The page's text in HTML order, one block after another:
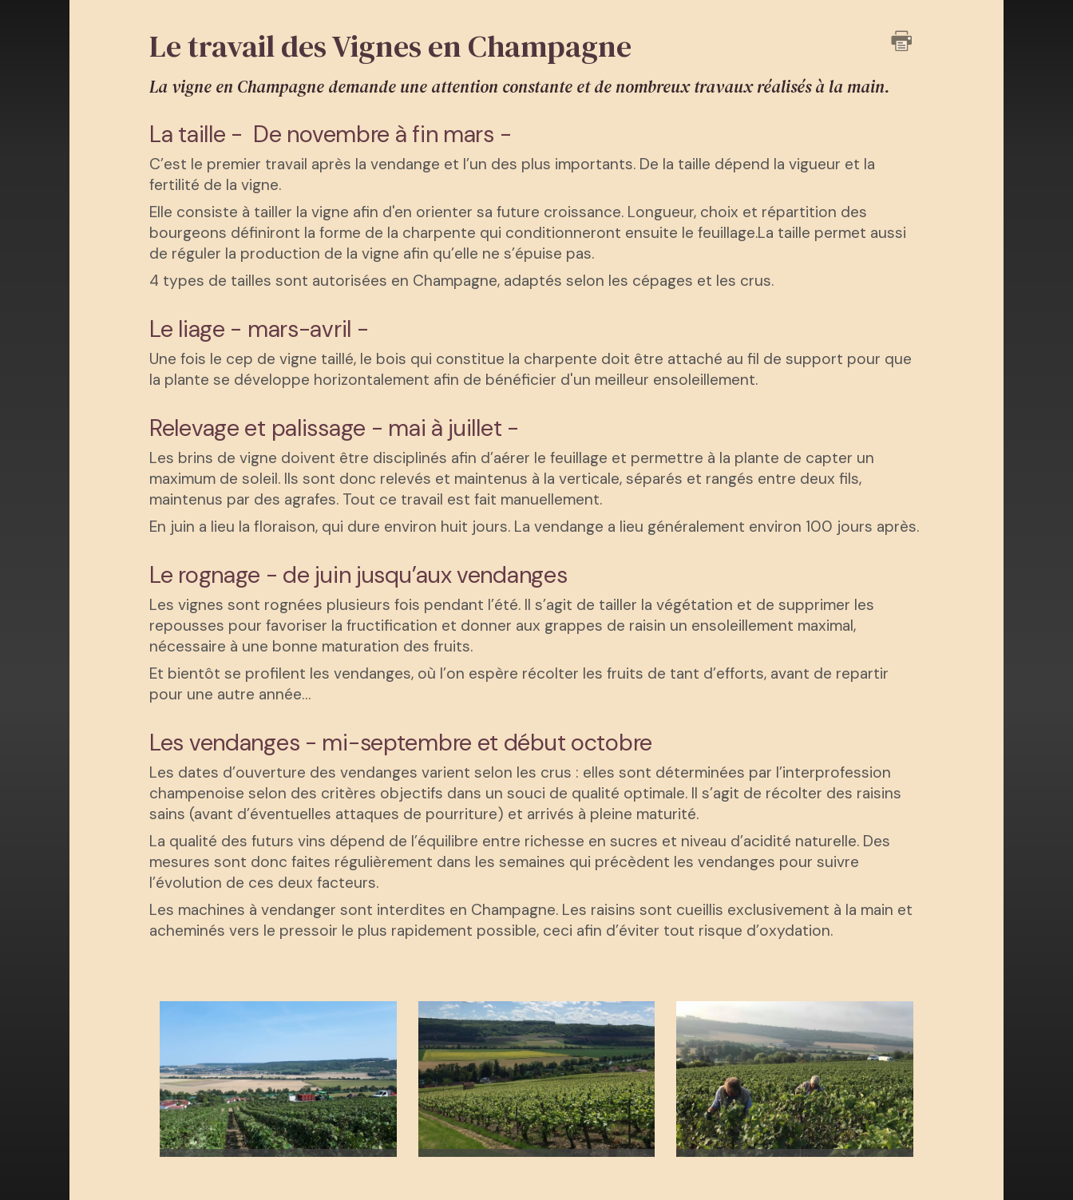
Le travail des Vignes en Champagne
La vigne en Champagne demande une attention constante et de nombreux travaux réalisés à la main.
La taille - De novembre à fin mars -
C’est le premier travail après la vendange et l’un des plus importants. De la taille dépend la vigueur et la
fertilité de la vigne.
Elle consiste à tailler la vigne afin d'en orienter sa future croissance. Longueur, choix et répartition des
bourgeons définiront la forme de la charpente qui conditionneront ensuite le feuillage.La taille permet aussi
de réguler la production de la vigne afin qu’elle ne s’épuise pas.
4 types de tailles sont autorisées en Champagne, adaptés selon les cépages et les crus.
Le liage - mars-avril -
Une fois le cep de vigne taillé, le bois qui constitue la charpente doit être attaché au fil de support pour que
la plante se développe horizontalement afin de bénéficier d'un meilleur ensoleillement.
Relevage et palissage - mai à juillet -
Les brins de vigne doivent être disciplinés afin d’aérer le feuillage et permettre à la plante de capter un
maximum de soleil. Ils sont donc relevés et maintenus à la verticale, séparés et rangés entre deux fils,
maintenus par des agrafes. Tout ce travail est fait manuellement.
En juin a lieu la floraison, qui dure environ huit jours. La vendange a lieu généralement environ 100 jours après.
Le rognage - de juin jusqu’aux vendanges
Les vignes sont rognées plusieurs fois pendant l’été. Il s’agit de tailler la végétation et de supprimer les
repousses pour favoriser la fructification et donner aux grappes de raisin un ensoleillement maximal,
nécessaire à une bonne maturation des fruits.
Et bientôt se profilent les vendanges, où l’on espère récolter les fruits de tant d’efforts, avant de repartir
pour une autre année…
Les vendanges - mi-septembre et début octobre
Les dates d’ouverture des vendanges varient selon les crus : elles sont déterminées par l’interprofession
champenoise selon des critères objectifs dans un souci de qualité optimale. Il s’agit de récolter des raisins
sains (avant d’éventuelles attaques de pourriture) et arrivés à pleine maturité.
La qualité des futurs vins dépend de l’équilibre entre richesse en sucres et niveau d’acidité naturelle. Des
mesures sont donc faites régulièrement dans les semaines qui précèdent les vendanges pour suivre
l’évolution de ces deux facteurs.
Les machines à vendanger sont interdites en Champagne. Les raisins sont cueillis exclusivement à la main et
acheminés vers le pressoir le plus rapidement possible, ceci afin d’éviter tout risque d’oxydation.